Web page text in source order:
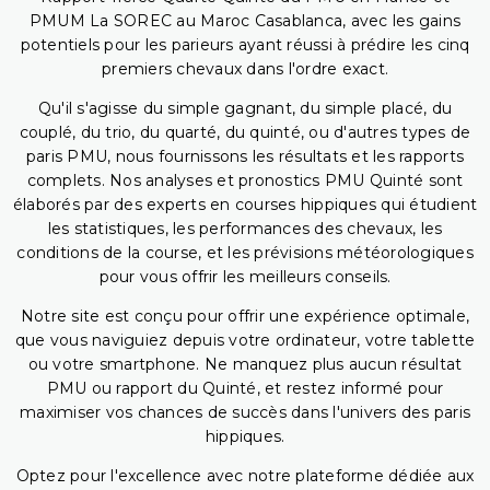
PMUM La SOREC au Maroc Casablanca, avec les gains
potentiels pour les parieurs ayant réussi à prédire les cinq
premiers chevaux dans l'ordre exact.
Qu'il s'agisse du simple gagnant, du simple placé, du
couplé, du trio, du quarté, du quinté, ou d'autres types de
paris PMU, nous fournissons les résultats et les rapports
complets. Nos analyses et pronostics PMU Quinté sont
élaborés par des experts en courses hippiques qui étudient
les statistiques, les performances des chevaux, les
conditions de la course, et les prévisions météorologiques
pour vous offrir les meilleurs conseils.
Notre site est conçu pour offrir une expérience optimale,
que vous naviguiez depuis votre ordinateur, votre tablette
ou votre smartphone. Ne manquez plus aucun résultat
PMU ou rapport du Quinté, et restez informé pour
maximiser vos chances de succès dans l'univers des paris
hippiques.
Optez pour l'excellence avec notre plateforme dédiée aux